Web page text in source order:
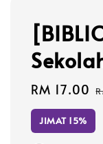
Sale
price
RM 17.00
JIMAT 15%